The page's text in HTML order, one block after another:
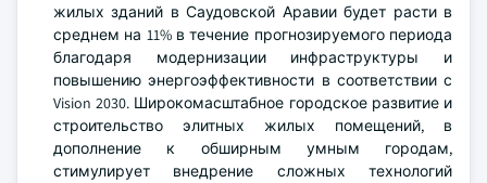
жилых зданий в Саудовской Аравии будет расти в
среднем на 11% в течение прогнозируемого периода
благодаря модернизации инфраструктуры и
повышению энергоэффективности в соответствии с
Vision 2030. Широкомасштабное городское развитие и
строительство элитных жилых помещений, в
дополнение к обширным умным городам,
стимулирует внедрение сложных технологий